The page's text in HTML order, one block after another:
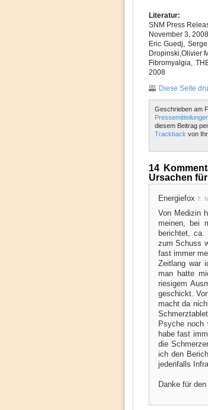
Literatur:
SNM Press
November 3, 2008
Eric Guedj,
Dropinski,Olivier
Fibromyalgia,
2008
Diese Seite
Geschrieben am
diesem Beitrag per
Trackback von
14
Ursachen
Energiefox 7.
Von Medizin
meinen, bei
berichtet,
zum Schuss
fast immer
Zeitlang war
man hatte
riesigem
geschickt.
macht da
Psyche noch
habe fast
die
ich den
jedenfalls
Danke für